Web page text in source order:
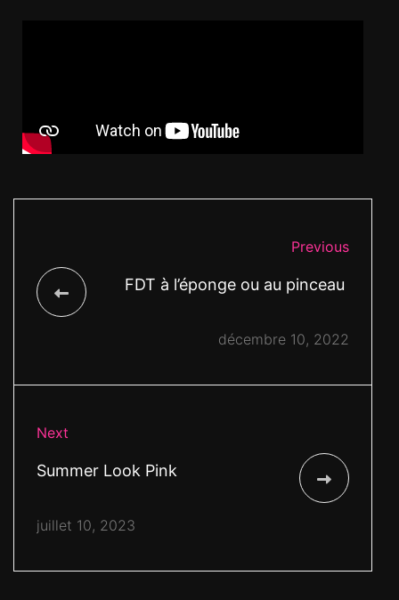
Previous
FDT à l’éponge ou au pinceau
décembre 10, 2022
Next
Summer Look Pink
juillet 10, 2023